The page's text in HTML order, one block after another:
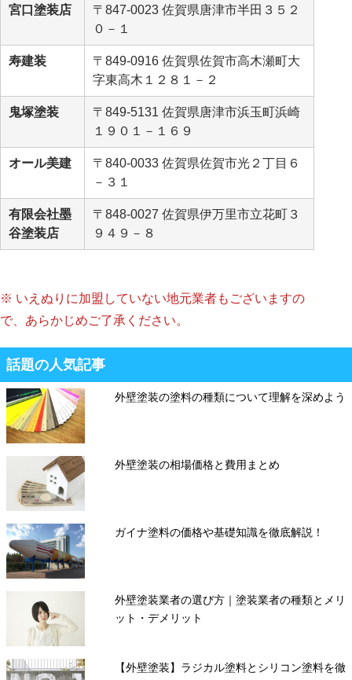
宮口塗装店
〒847-0023 佐賀県唐津市半田３５２
０－１
寿建装
〒849-0916 佐賀県佐賀市高木瀬町大
字東高木１２８１－２
鬼塚塗装
〒849-5131 佐賀県唐津市浜玉町浜崎
１９０１－１６９
オール美建
〒840-0033 佐賀県佐賀市光２丁目６
－３１
有限会社墨
谷塗装店
〒848-0027 佐賀県伊万里市立花町３
９４９－８
※ いえぬりに加盟していない地元業者もございますの
で、あらかじめご了承ください。
話題の人気記事
外壁塗装の塗料の種類について理解を深めよう
外壁塗装の相場価格と費用まとめ
ガイナ塗料の価格や基礎知識を徹底解説！
外壁塗装業者の選び方｜塗装業者の種類とメリ
ット・デメリット
【外壁塗装】ラジカル塗料とシリコン塗料を徹